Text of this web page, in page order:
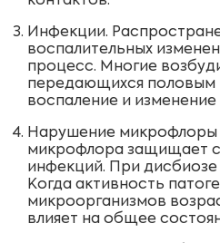
Инфекции.
воспалительных
процесс. Многие
передающихся половым
воспаление и изменение
Нарушение микрофлоры
микрофлора защищает
инфекций. При дисбиозе
Когда активность
микроорганизмов
влияет на общее